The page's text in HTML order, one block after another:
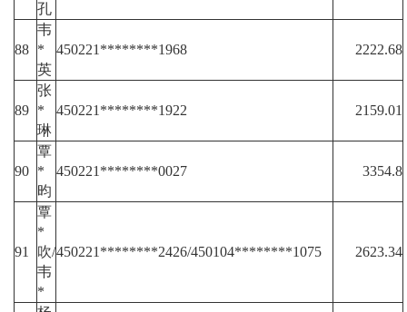
孔
88
韦
*
英
450221********1968 2222.68
89
张
*
琳
450221********1922 2159.01
90
覃
*
昀
450221********0027 3354.8
91
覃
*
吹/
韦
*
450221********2426/450104********1075 2623.34